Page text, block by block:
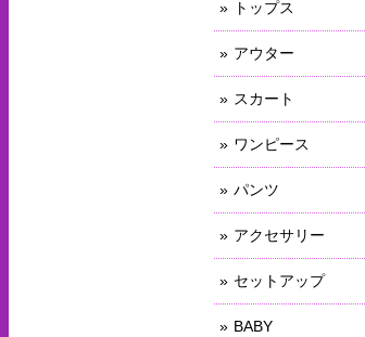
トップス
アウター
スカート
ワンピース
パンツ
アクセサリー
セットアップ
BABY